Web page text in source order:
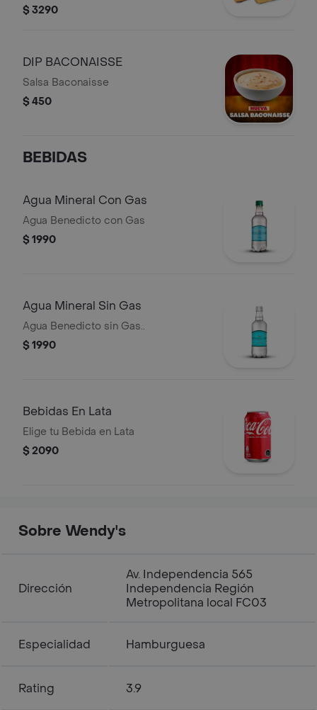
Medialuna.
$ 3290
DIP BACONAISSE
Salsa Baconaisse
$ 450
BEBIDAS
Agua Mineral Con Gas
Agua Benedicto con Gas
$ 1990
Agua Mineral Sin Gas
Agua Benedicto sin Gas..
$ 1990
Bebidas En Lata
Elige tu Bebida en Lata
$ 2090
Sobre Wendy's
Dirección
Av. Independencia 565
Independencia Región
Metropolitana local FC03
Especialidad Hamburguesa
Rating 3.9